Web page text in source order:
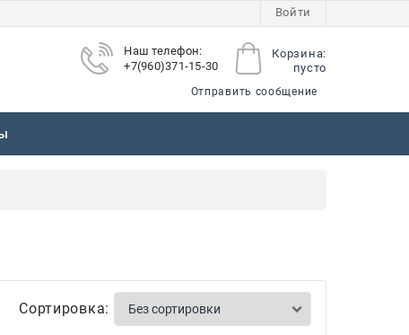
Войти
Корзина:
пусто
Наш телефон:
+7(960)371-15-30
Отправить сообщение
Сортировка: